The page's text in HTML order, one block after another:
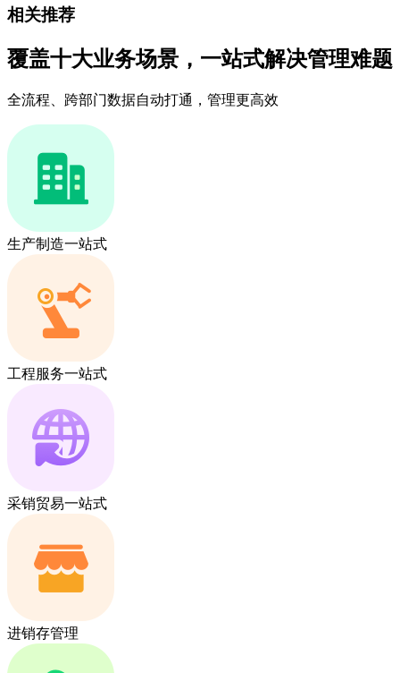
相关推荐
覆盖十大业务场景，一站式解决管理难题
全流程、跨部门数据自动打通，管理更高效
生产制造一站式
工程服务一站式
采销贸易一站式
进销存管理